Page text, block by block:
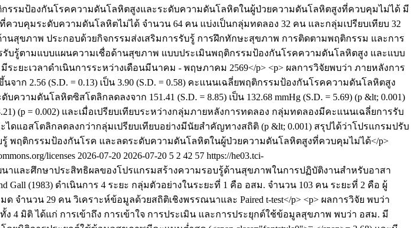
รมป้องกันโรคความดันโลหิตสูงและระดับความดันโลหิตในผู้ป่วยความดันโลหิตสูงที่ควบคุมไม่ได้ มี
บคุมระดับความดันโลหิตไม่ได้ จำนวน 64 คน แบ่งเป็นกลุ่มทดลอง 32 คน และกลุ่มเปรียบเทียบ 32
สุขภาพ ประกอบด้วยกิจกรรมส่งเสริมการรับรู้ การฝึกทักษะสุขภาพ การติดตามพฤติกรรม และการ
บรู้ตามแบบแผนความเชื่อด้านสุขภาพ แบบประเมินพฤติกรรมป้องกันโรคความดันโลหิตสูง และแบบ
ะเวลาดำเนินการระหว่างเดือนมีนาคม - พฤษภาคม 2569</p> <p> ผลการวิจัยพบว่า ภายหลังการ
2.56 (S.D. = 0.13) เป็น 3.90 (S.D. = 0.58) คะแนนเฉลี่ยพฤติกรรมป้องกันโรคความดันโลหิตสูง
ความดันโลหิตซิสโตลิกลดลงจาก 151.41 (S.D. = 8.85) เป็น 132.68 mmHg (S.D. = 5.69) (p &lt; 0.001)
(p = 0.002) และเมื่อเปรียบเทียบระหว่างกลุ่มภายหลังการทดลอง กลุ่มทดลองมีคะแนนเฉลี่ยการรับ
แอสโตลิกลดลงกว่ากลุ่มเปรียบเทียบอย่างมีนัยสำคัญทางสถิติ (p &lt; 0.001) สรุปได้ว่าโปรแกรมปรับ
พฤติกรรมป้องกันโรค และลดระดับความดันโลหิตในผู้ป่วยความดันโลหิตสูงที่ควบคุมไม่ได้</p>
licenses 2026-07-20 2026-07-20 5 2 42 57 https://he03.tci-
าและศึกษาประสิทธิผลของโปรแกรมสร้างความรอบรู้ด้านสุขภาพในการปฏิบัติงานสำหรับอาสา
(1983) ดำเนินการ 4 ระยะ กลุ่มตัวอย่างในระยะที่ 1 คือ อสม. จำนวน 103 คน ระยะที่ 2 คือ ผู้
นวน 29 คน วิเคราะห์ข้อมูลด้วยสถิติเชิงพรรณนาและ Paired t-test</p> <p> ผลการวิจัย พบว่า
4 มิติ ได้แก่ การเข้าถึง การเข้าใจ การประเมิน และการประยุกต์ใช้ข้อมูลสุขภาพ พบว่า อสม. มี